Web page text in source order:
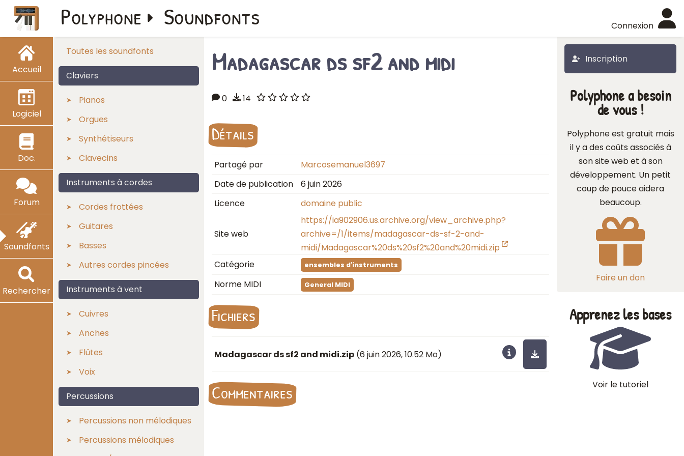
Accueil
Logiciel
Doc.
Forum
Soundfonts
Rechercher
Connexion
Polyphone Soundfonts
Toutes les soundfonts
Claviers
Pianos
Orgues
Synthétiseurs
Clavecins
Instruments à cordes
Cordes frottées
Guitares
Basses
Autres cordes pincées
Instruments à vent
Cuivres
Anches
Flûtes
Voix
Percussions
Percussions non mélodiques
Percussions mélodiques
Inscription
Madagascar ds sf2 and midi
0 14
Détails
Partagé par
Marcosemanuel3697
Date de publication
6 juin 2026
Licence
domaine public
Site web
https://ia902906.us.archive.org/view_archive.php?
archive=/1/items/madagascar-ds-sf-2-and-
midi/Madagascar%20ds%20sf2%20and%20midi.zip
Catégorie
ensembles d′instruments
Norme MIDI General MIDI
Fichiers
Madagascar ds sf2 and midi.zip (6 juin 2026, 10.52 Mo)
Commentaires
Polyphone a besoin
de vous !
Polyphone est gratuit mais
il y a des coûts associés à
son site web et à son
développement. Un petit
coup de pouce aidera
beaucoup.
Faire un don
Apprenez les bases
Voir le tutoriel